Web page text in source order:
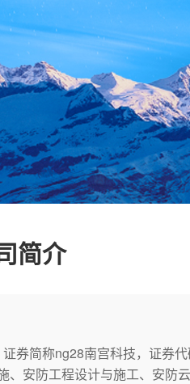
简介
简称ng28南宫科技，证券
安防工程设计与施工、安防